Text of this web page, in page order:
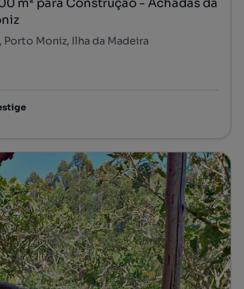
m² para Construção - Achadas da
Porto Moniz, Ilha da Madeira
quadrado